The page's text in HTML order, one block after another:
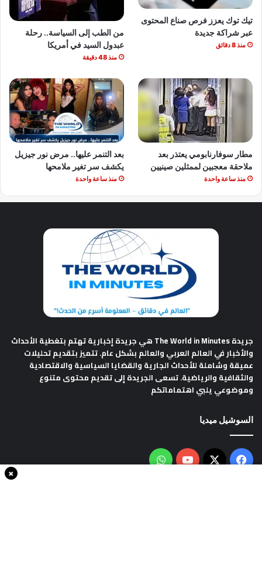
تيك توك يعزز فرص صناع المحتوى
عبر شراكة جديدة
منذ 8 دقائق
من الطب إلى السياسة.. رحلة
عبدول السيد في أمريكا
منذ 48 دقيقة
مطار سوفارنابومي يعتذر بعد
ملاحقة معجبين لممثلين صينيين
منذ ساعة واحدة
بعد التنمر عليها.. مرض نور جيزيل
يكشف سر تغير ملامحها
منذ ساعة واحدة
جريدة The World in Minutes
هي جريدة إخبارية تهتم بتغطية الأحداث
والأخبار في العالم العربي والعالم بشكل عام. تتميز بتقديم تحليلات
عميقة وشاملة للأحداث الجارية والقضايا السياسية والاقتصادية
والثقافية والرياضية. تسعى الجريدة إلى تقديم محتوى متنوع
وموضوعي يلبي اهتماماتكم
السوشيل ميديا
فيسبوك
‫X
‫YouTubeواتساب
×